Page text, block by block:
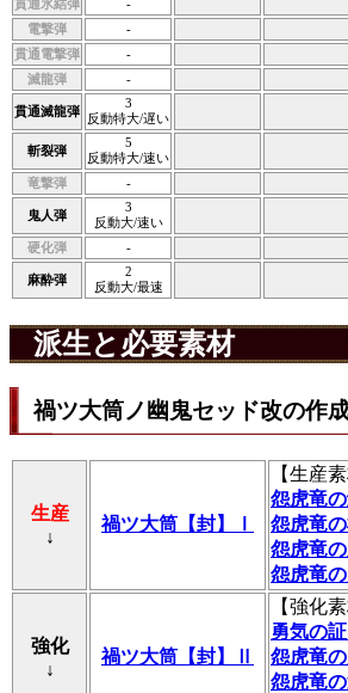
貫通氷結弾
-
電撃弾
-
貫通電撃弾
-
滅龍弾
-
貫通滅龍弾
3
反動特大/遅い
斬裂弾
5
反動特大/速い
竜撃弾
-
鬼人弾
3
反動大/速い
硬化弾
-
麻酔弾
2
反動大/最速
派生と必要素材
禍ツ大筒ノ幽鬼セッド改の作
生産
↓
禍ツ大筒【封】Ⅰ
【生産
怨虎竜
怨虎竜
怨虎竜
怨虎竜
強化
↓
禍ツ大筒【封】Ⅱ
【強化
勇気の
怨虎竜
怨虎竜